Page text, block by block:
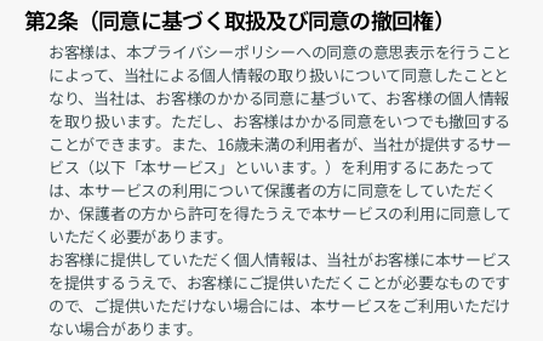
第2条（同意に基づく取扱及び同意の撤回権）
お客様は、本プライバシーポリシーへの同意の意思表示を行うこと
によって、当社による個人情報の取り扱いについて同意したことと
なり、当社は、お客様のかかる同意に基づいて、お客様の個人情報
を取り扱います。ただし、お客様はかかる同意をいつでも撤回する
ことができます。また、16歳未満の利用者が、当社が提供するサー
ビス（以下「本サービス」といいます。）を利用するにあたって
は、本サービスの利用について保護者の方に同意をしていただく
か、保護者の方から許可を得たうえで本サービスの利用に同意して
いただく必要があります。
お客様に提供していただく個人情報は、当社がお客様に本サービス
を提供するうえで、お客様にご提供いただくことが必要なものです
ので、ご提供いただけない場合には、本サービスをご利用いただけ
ない場合があります。